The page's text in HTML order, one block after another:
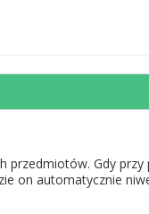
przedmiotów. Gdy przy
on automatycznie